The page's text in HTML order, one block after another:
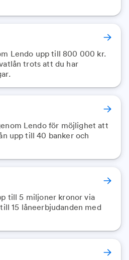
Lendo upp till 800 000 kr.
trots att du har
Lendo för möjlighet att
upp till 40 banker och
till 5 miljoner kronor via
15 låneerbjudanden med